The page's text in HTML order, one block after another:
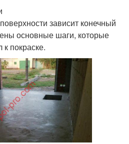
зависит конечный
основные шаги, которые
к покраске.